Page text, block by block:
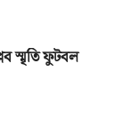
স্মৃতি ফুটবল